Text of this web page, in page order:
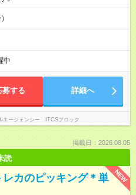
中
募する 詳細へ
エージェンシー ITCSブロック
掲載日：2026.08.05
読
NEW
カのピッキング＊単